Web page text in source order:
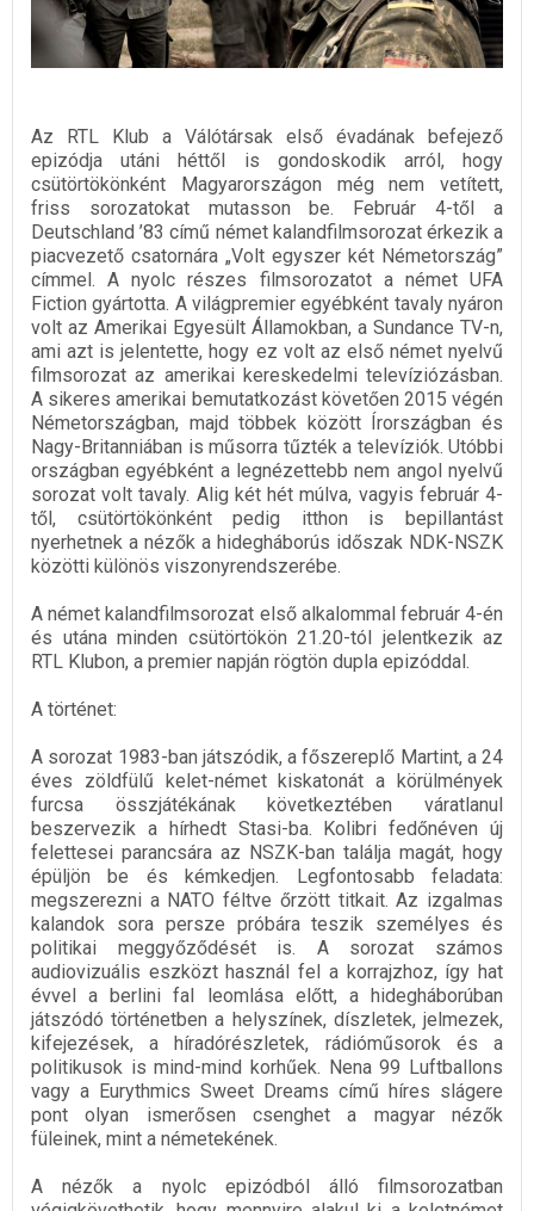
Az RTL Klub a Válótársak első évadának befejező
epizódja utáni héttől is gondoskodik arról, hogy
csütörtökönként Magyarországon még nem vetített,
friss sorozatokat mutasson be. Február 4-től a
Deutschland ’83 című német kalandfilmsorozat érkezik a
piacvezető csatornára „Volt egyszer két Németország”
címmel. A nyolc részes filmsorozatot a német UFA
Fiction gyártotta. A világpremier egyébként tavaly nyáron
volt az Amerikai Egyesült Államokban, a Sundance TV-n,
ami azt is jelentette, hogy ez volt az első német nyelvű
filmsorozat az amerikai kereskedelmi televíziózásban.
A sikeres amerikai bemutatkozást követően 2015 végén
Németországban, majd többek között Írországban és
Nagy-Britanniában is műsorra tűzték a televíziók. Utóbbi
országban egyébként a legnézettebb nem angol nyelvű
sorozat volt tavaly. Alig két hét múlva, vagyis február 4-
től, csütörtökönként pedig itthon is bepillantást
nyerhetnek a nézők a hidegháborús időszak NDK-NSZK
közötti különös viszonyrendszerébe.
A német kalandfilmsorozat első alkalommal február 4-én
és utána minden csütörtökön 21.20-tól jelentkezik az
RTL Klubon, a premier napján rögtön dupla epizóddal.
A történet:
A sorozat 1983-ban játszódik, a főszereplő Martint, a 24
éves zöldfülű kelet-német kiskatonát a körülmények
furcsa összjátékának következtében váratlanul
beszervezik a hírhedt Stasi-ba. Kolibri fedőnéven új
felettesei parancsára az NSZK-ban találja magát, hogy
épüljön be és kémkedjen. Legfontosabb feladata:
megszerezni a NATO féltve őrzött titkait. Az izgalmas
kalandok sora persze próbára teszik személyes és
politikai meggyőződését is. A sorozat számos
audiovizuális eszközt használ fel a korrajzhoz, így hat
évvel a berlini fal leomlása előtt, a hidegháborúban
játszódó történetben a helyszínek, díszletek, jelmezek,
kifejezések, a híradórészletek, rádióműsorok és a
politikusok is mind-mind korhűek. Nena 99 Luftballons
vagy a Eurythmics Sweet Dreams című híres slágere
pont olyan ismerősen csenghet a magyar nézők
füleinek, mint a németekének.
A nézők a nyolc epizódból álló filmsorozatban